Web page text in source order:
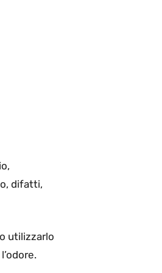
difatti,
utilizzarlo